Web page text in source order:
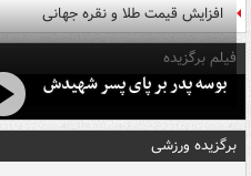
افزایش قیمت طلا و نقره جهانی
فیلم برگزیده
بوسه‌ پدر بر پای پسر شهیدش
برگزیده ورزشی